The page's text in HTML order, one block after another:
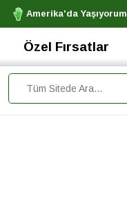
Amerika'da Yaşıyorum
Özel Fırsatlar